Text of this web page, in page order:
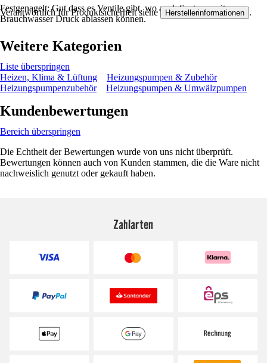
Festgenagelt: Gut dass es Ventile gibt, wo auch Systeme mit
Brauchwasser Druck ablassen können.
Verantwortlich für Produktsicherheit siehe Herstellerinformationen .
Weitere Kategorien
Liste überspringen
Heizen, Klima & Lüftung
Heizungspumpen & Zubehör
Heizungspumpenzubehör
Heizungspumpen & Umwälzpumpen
Kundenbewertungen
Bereich überspringen
Die Echtheit der Bewertungen wurde von uns nicht überprüft.
Bewertungen können auch von Kunden stammen, die die Ware nicht
nachweislich genutzt oder gekauft haben.
Zahlarten